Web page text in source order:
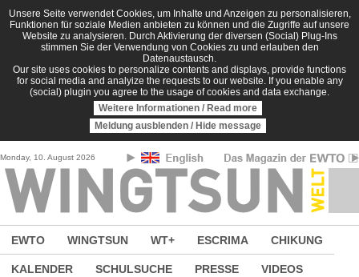
Direkt zum Inhalt
Unsere Seite verwendet Cookies, um Inhalte und Anzeigen zu personalisieren,
Funktionen für soziale Medien anbieten zu können und die Zugriffe auf unsere
Website zu analysieren. Durch Aktivierung der diversen (Social) Plug-Ins
stimmen Sie der Verwendung von Cookies zu und erlauben den
Datenaustausch.
Our site uses cookies to personalize contents and displays, provide functions
for social media and analyize the requests to our website. If you enable any
(social) plugin you agree to the usage of cookies and data exchange.
Weitere Informationen / Read more
Meldung ausblenden / Hide message
Monday, 10. August 2026
EWTO WINGTSUN WT+ ESCRIMA CHIKUNG
KALENDER SCHULSUCHE PRESSE VIDEOS